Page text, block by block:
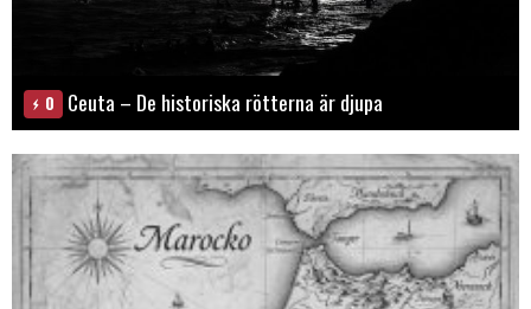
0 Ceuta – De historiska rötterna är djupa